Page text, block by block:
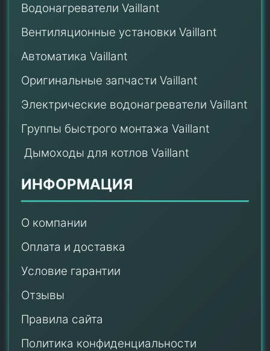
Водонагреватели Vaillant
Вентиляционные установки Vaillant
Автоматика Vaillant
Оригинальные запчасти Vaillant
Электрические водонагреватели Vaillant
Группы быстрого монтажа Vaillant
Дымоходы для котлов Vaillant
ИНФОРМАЦИЯ
О компании
Оплата и доставка
Условие гарантии
Отзывы
Правила сайта
Политика конфиденциальности